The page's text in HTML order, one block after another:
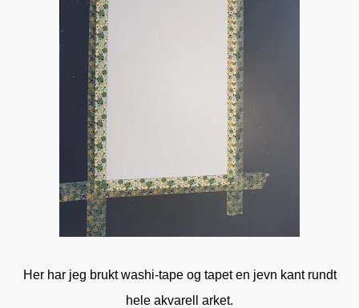
Her har jeg brukt washi-tape og tapet en jevn kant rundt
hele akvarell arket.